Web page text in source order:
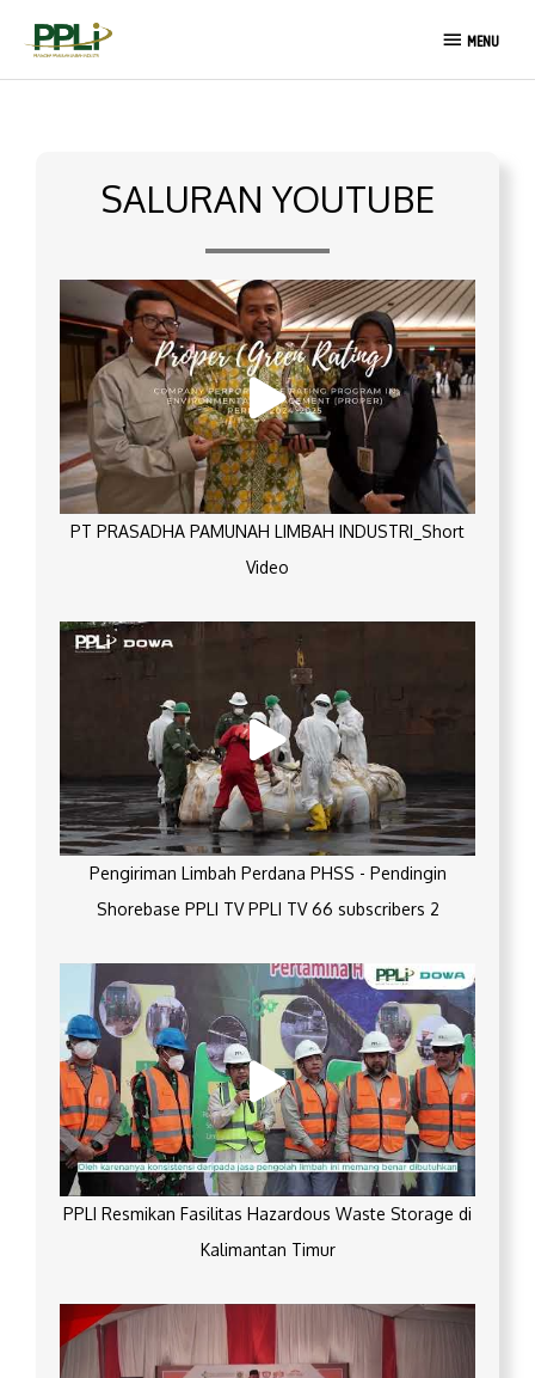
MENU
MENU
SALURAN YOUTUBE
PT PRASADHA PAMUNAH LIMBAH INDUSTRI_Short
Video
Pengiriman Limbah Perdana PHSS - Pendingin
Shorebase PPLI TV PPLI TV 66 subscribers 2
PPLI Resmikan Fasilitas Hazardous Waste Storage di
Kalimantan Timur